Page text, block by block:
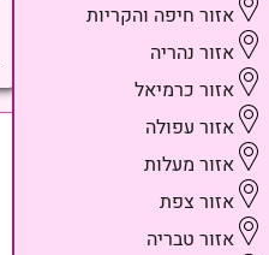
אזור חיפה והקריות
אזור נהריה
אזור כרמיאל
אזור עפולה
אזור מעלות
אזור צפת
אזור טבריה